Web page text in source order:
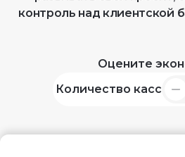
контроль над клиентской
Оцените
Количество касс